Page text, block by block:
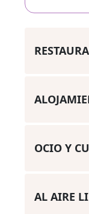
OCIO Y
AL AIRE